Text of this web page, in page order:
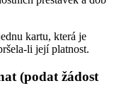
kartu, která je
li její platnost.
(podat žádost